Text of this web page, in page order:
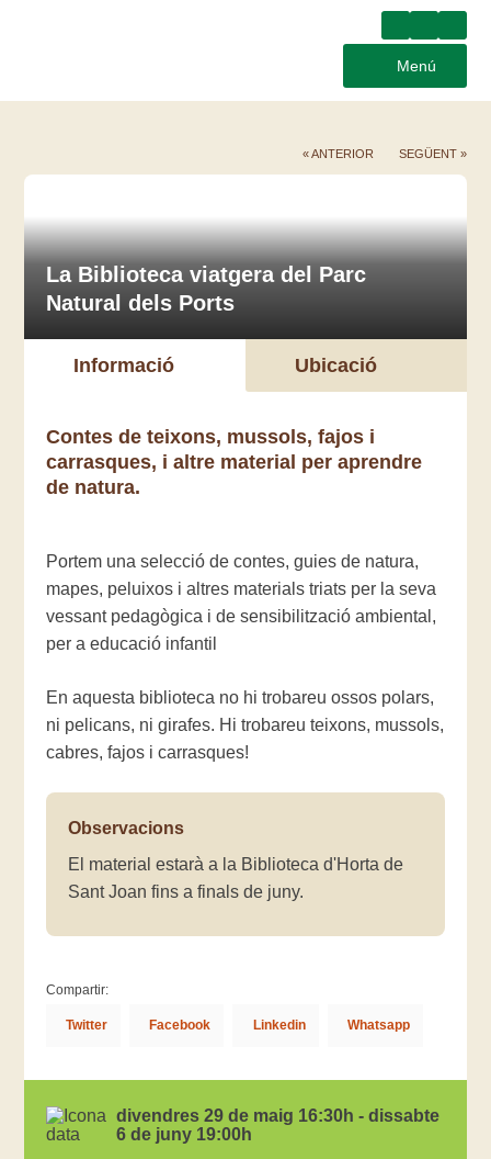
Menú
« ANTERIOR SEGÜENT »
La Biblioteca viatgera del Parc
Natural dels Ports
Informació Ubicació
Contes de teixons, mussols, fajos i
carrasques, i altre material per aprendre
de natura.
Portem una selecció de contes, guies de natura,
mapes, peluixos i altres materials triats per la seva
vessant pedagògica i de sensibilització ambiental,
per a educació infantil
En aquesta biblioteca no hi trobareu ossos polars,
ni pelicans, ni girafes. Hi trobareu teixons, mussols,
cabres, fajos i carrasques!
Observacions
El material estarà a la Biblioteca d'Horta de
Sant Joan fins a finals de juny.
Compartir:
Twitter Facebook Linkedin Whatsapp
divendres 29 de maig 16:30h - dissabte
6 de juny 19:00h